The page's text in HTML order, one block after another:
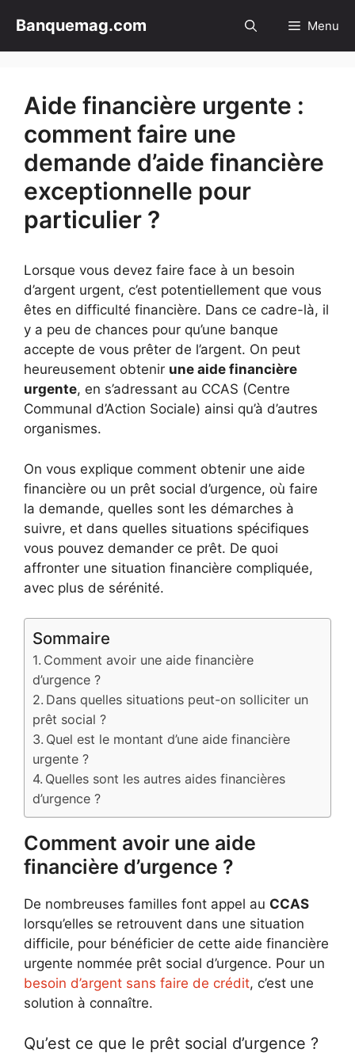
contenu
Banquemag.com Menu
Aide financière urgente :
comment faire une
demande d’aide financière
exceptionnelle pour
particulier ?
Lorsque vous devez faire face à un besoin
d’argent urgent, c’est potentiellement que vous
êtes en difficulté financière. Dans ce cadre-là, il
y a peu de chances pour qu’une banque
accepte de vous prêter de l’argent. On peut
heureusement obtenir une aide financière
urgente, en s’adressant au CCAS (Centre
Communal d’Action Sociale) ainsi qu’à d’autres
organismes.
On vous explique comment obtenir une aide
financière ou un prêt social d’urgence, où faire
la demande, quelles sont les démarches à
suivre, et dans quelles situations spécifiques
vous pouvez demander ce prêt. De quoi
affronter une situation financière compliquée,
avec plus de sérénité.
Sommaire
Comment avoir une aide financière
d’urgence ?
Dans quelles situations peut-on solliciter un
prêt social ?
Quel est le montant d’une aide financière
urgente ?
Quelles sont les autres aides financières
d’urgence ?
Comment avoir une aide
financière d’urgence ?
De nombreuses familles font appel au CCAS
lorsqu’elles se retrouvent dans une situation
difficile, pour bénéficier de cette aide financière
urgente nommée prêt social d’urgence. Pour un
besoin d’argent sans faire de crédit, c’est une
solution à connaître.
Qu’est ce que le prêt social d’urgence ?